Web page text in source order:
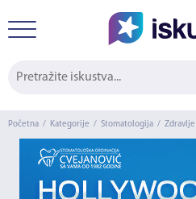
Početna / Kategorije / Stomatologija / Zdravlje